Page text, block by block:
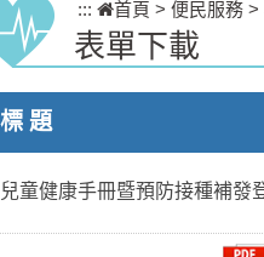
::: 首頁 > 便民服務 >
表單下載
標 題
兒童健康手冊暨預防接種補發